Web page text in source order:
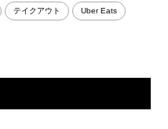
テイクアウト Uber Eats